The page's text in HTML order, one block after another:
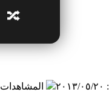
🔀
: ٢٠١٣/٠٥/٢٠ المشاهدات